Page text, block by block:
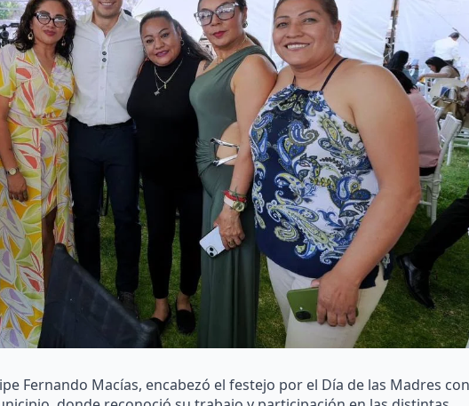
Fernando Macías, encabezó el festejo por el Día de las Madres con